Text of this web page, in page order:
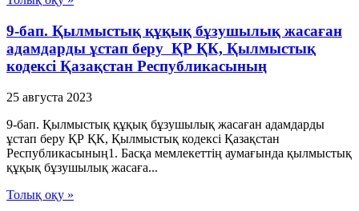
9-бап. Қылмыстық құқық бұзушылық жасаған
адамдарды ұстап беру ҚР ҚК, Қылмыстық
кодексi Қазақстан Республикасының
25 августа 2023
9-бап. Қылмыстық құқық бұзушылық жасаған адамдарды
ұстап беру ҚР ҚК, Қылмыстық кодексi Қазақстан
Республикасының1. Басқа мемлекеттiң аумағында қылмыстық
құқық бұзушылық жасаға...
Толық оқу »